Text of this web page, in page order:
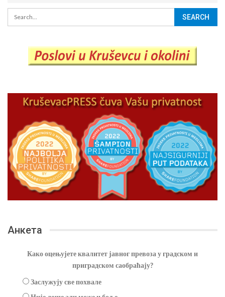
Анкета
Како оцењујете квалитет јавног превоза у градском и
приградском саобраћају?
Заслужују све похвале